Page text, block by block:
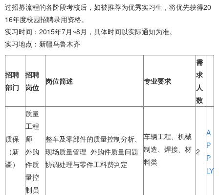
过招募流程的各阶段考核后，如被推荐为优秀实习生，将优先获得20
16年度校园招聘录用资格。
实习时间：2015年7月~8月，具体时间以实际通知为准。
实习地点：新疆乌鲁木齐
招聘
部门
招聘
岗位
岗位简述 专业要求
需
求
人
数
质保
（新
疆）
质量
工程
师
外购
件质
量控
制员
整车及零部件的质量控制分析、
现场质量管理 外购件质量问题
协调处理与零件工料费判定
车辆工程、机械
制造、焊接、材
料类
2
A
P
P
LY